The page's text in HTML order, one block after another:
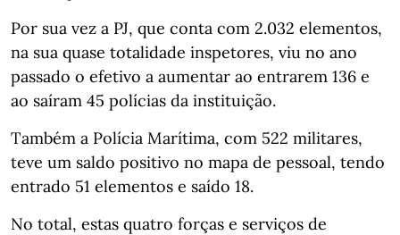
Por sua vez a PJ, que conta com 2.032 elementos,
na sua quase totalidade inspetores, viu no ano
passado o efetivo a aumentar ao entrarem 136 e
ao saíram 45 polícias da instituição.
Também a Polícia Marítima, com 522 militares,
teve um saldo positivo no mapa de pessoal, tendo
entrado 51 elementos e saído 18.
No total, estas quatro forças e serviços de